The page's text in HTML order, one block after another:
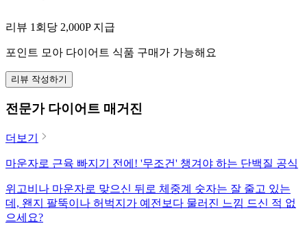
리뷰 1회당 2,000P 지급
포인트 모아 다이어트 식품 구매가 가능해요
리뷰 작성하기
전문가 다이어트 매거진
더보기
마운자로 근육 빠지기 전에! '무조건' 챙겨야 하는 단백질 공식
위고비나 마운자로 맞으신 뒤로 체중계 숫자는 잘 줄고 있는
데, 왠지 팔뚝이나 허벅지가 예전보다 물러진 느낌 드신 적 없
으세요?